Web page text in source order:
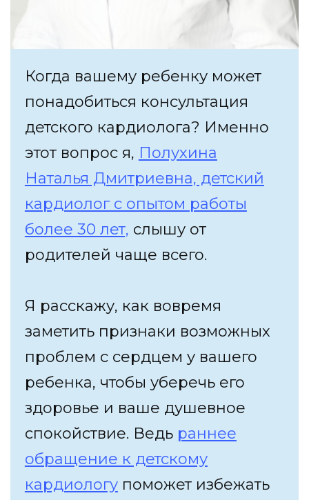
Когда вашему ребенку может
понадобиться консультация
детского кардиолога? Именно
этот вопрос я, Полухина
Наталья Дмитриевна, детский
кардиолог с опытом работы
более 30 лет, слышу от
родителей чаще всего.
Я расскажу, как вовремя
заметить признаки возможных
проблем с сердцем у вашего
ребенка, чтобы уберечь его
здоровье и ваше душевное
спокойствие. Ведь раннее
обращение к детскому
кардиологупоможет избежать